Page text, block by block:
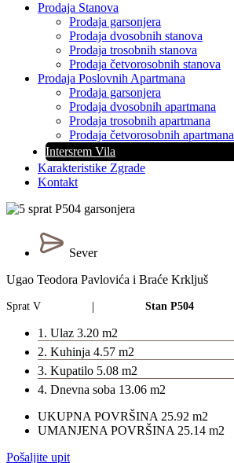
Prodaja Stanova
Prodaja garsonjera
Prodaja dvosobnih stanova
Prodaja trosobnih stanova
Prodaja četvorosobnih stanova
Prodaja Poslovnih Apartmana
Prodaja garsonjera
Prodaja dvosobnih apartmana
Prodaja trosobnih apartmana
Prodaja četvorosobnih apartmana
Intersrem Vila
Karakteristike Zgrade
Kontakt
Sever
Ugao Teodora Pavlovića i Braće Krkljuš
Sprat V | Stan P504
1. Ulaz 3.20 m2
2. Kuhinja 4.57 m2
3. Kupatilo 5.08 m2
4. Dnevna soba 13.06 m2
UKUPNA POVRŠINA 25.92 m2
UMANJENA POVRŠINA 25.14 m2
Pošaljite upit